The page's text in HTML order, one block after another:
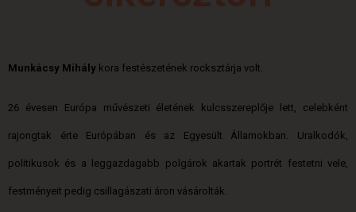
Munkácsy Mihály kora festészetének rocksztárja volt.
26 évesen Európa művészeti életének kulcsszereplője lett, celebként
rajongtak érte Európában és az Egyesült Államokban. Uralkodók,
politikusok és a leggazdagabb polgárok akartak portrét festetni vele,
festményeit pedig csillagászati áron vásárolták.